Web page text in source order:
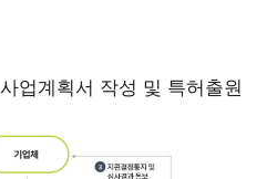
업계획서 작성 및 특허출원